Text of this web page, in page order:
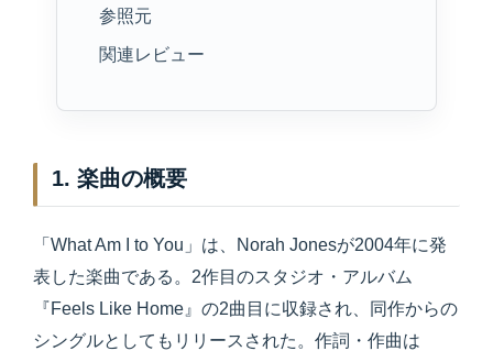
参照元
関連レビュー
1. 楽曲の概要
「What Am I to You」は、Norah Jonesが2004年に発
表した楽曲である。2作目のスタジオ・アルバム
『Feels Like Home』の2曲目に収録され、同作からの
シングルとしてもリリースされた。作詞・作曲は